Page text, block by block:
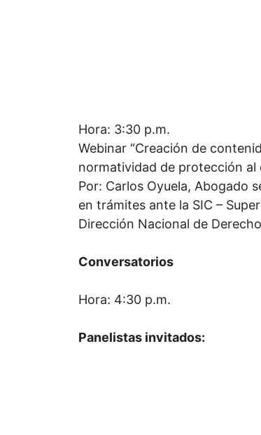
Hora: 3:30 p.m.
Webinar “Creación de
normatividad de protección al
Por: Carlos Oyuela, Abogado
en trámites ante la SIC –
Dirección Nacional de
Conversatorios
Hora: 4:30 p.m.
Panelistas invitados: